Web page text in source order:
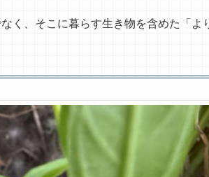
く、そこに暮らす生き物を含めた「よ